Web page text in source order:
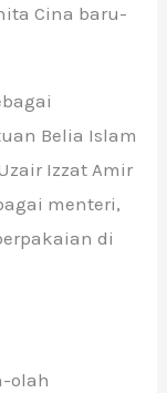
Cina baru-
Belia Islam
Izzat Amir
menteri,
di
olah